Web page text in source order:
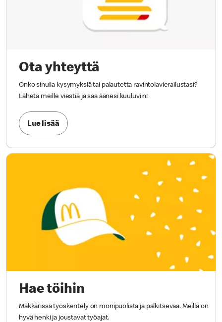
Ota yhteyttä
Onko sinulla kysymyksiä tai palautetta ravintolavierailustasi?
Lähetä meille viestiä ja saa äänesi kuuluviin!
Lue lisää
Hae töihin
Mäkkärissä työskentely on monipuolista ja palkitsevaa. Meillä on
hyvä henki ja joustavat työajat.